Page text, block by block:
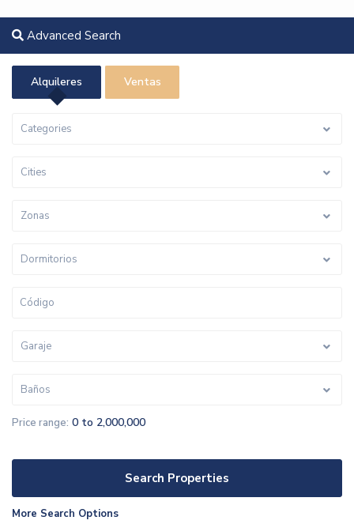
Advanced Search
Alquileres Ventas
Categories
Cities
Zonas
Dormitorios
Garaje
Baños
Price range: 0 to 2,000,000
More Search Options